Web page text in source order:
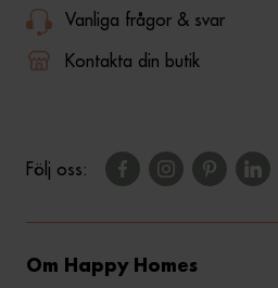
Vanliga frågor & svar
Kontakta din butik
Följ oss:
Om Happy Homes